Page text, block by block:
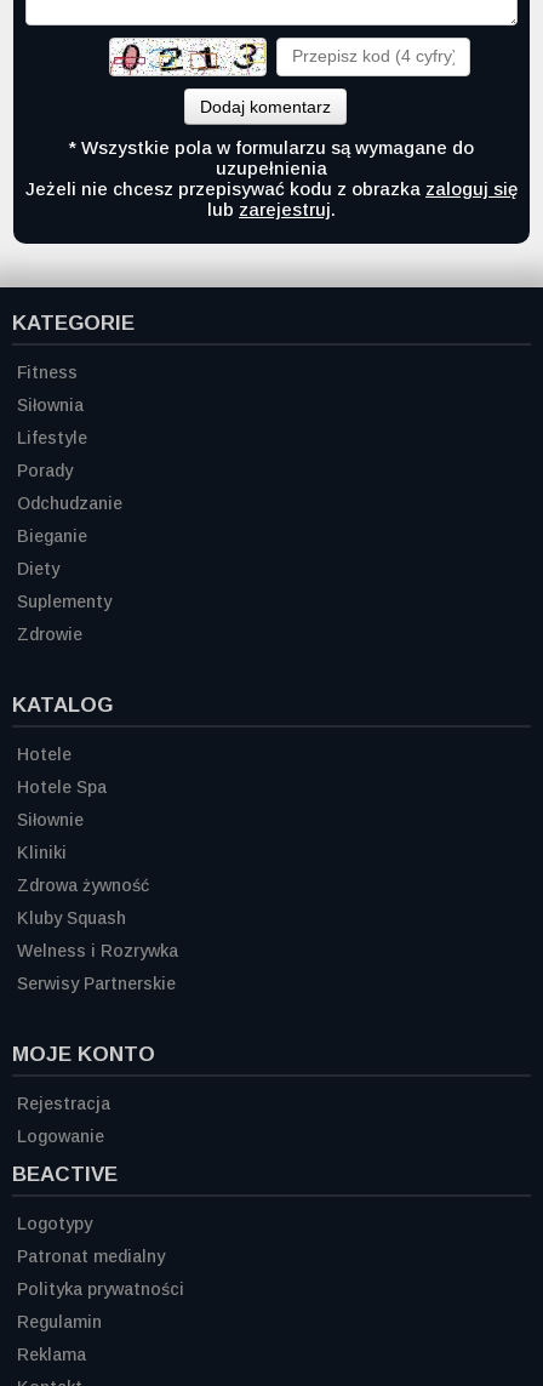
Dodaj komentarz
* Wszystkie pola w formularzu są wymagane do
uzupełnienia
Jeżeli nie chcesz przepisywać kodu z obrazka zaloguj się
lub zarejestruj.
KATEGORIE
Fitness
Siłownia
Lifestyle
Porady
Odchudzanie
Bieganie
Diety
Suplementy
Zdrowie
KATALOG
Hotele
Hotele Spa
Siłownie
Kliniki
Zdrowa żywność
Kluby Squash
Welness i Rozrywka
Serwisy Partnerskie
MOJE KONTO
Rejestracja
Logowanie
BEACTIVE
Logotypy
Patronat medialny
Polityka prywatności
Regulamin
Reklama